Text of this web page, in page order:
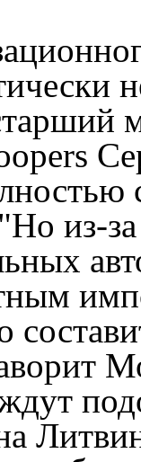
из-за